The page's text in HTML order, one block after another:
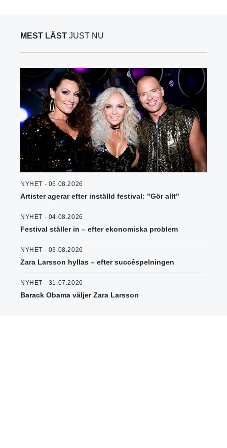
MEST LÄST JUST NU
NYHET - 05.08.2026
Artister agerar efter inställd festival: "Gör allt"
NYHET - 04.08.2026
Festival ställer in – efter ekonomiska problem
NYHET - 03.08.2026
Zara Larsson hyllas – efter succéspelningen
NYHET - 31.07.2026
Barack Obama väljer Zara Larsson